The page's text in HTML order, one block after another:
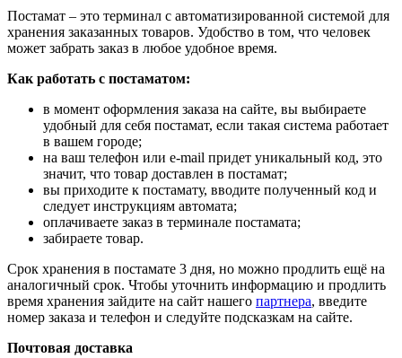
Постамат – это терминал с автоматизированной системой для
хранения заказанных товаров. Удобство в том, что человек
может забрать заказ в любое удобное время.
Как работать с постаматом:
в момент оформления заказа на сайте, вы выбираете
удобный для себя постамат, если такая система работает
в вашем городе;
на ваш телефон или e-mail придет уникальный код, это
значит, что товар доставлен в постамат;
вы приходите к постамату, вводите полученный код и
следует инструкциям автомата;
оплачиваете заказ в терминале постамата;
забираете товар.
Срок хранения в постамате 3 дня, но можно продлить ещё на
аналогичный срок. Чтобы уточнить информацию и продлить
время хранения зайдите на сайт нашего партнера, введите
номер заказа и телефон и следуйте подсказкам на сайте.
Почтовая доставка